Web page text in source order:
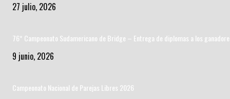
27 julio, 2026
76* Campeonato Sudamericano de Bridge – Entrega de diplomas a los
9 junio, 2026
Campeonato Nacional de Parejas Libres 2026